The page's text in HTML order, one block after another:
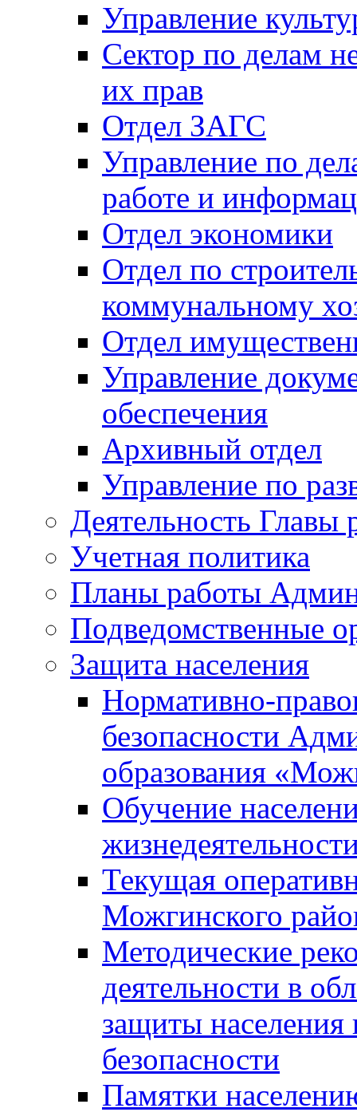
Управление
Сектор по делам
их прав
Отдел ЗАГС
Управление по
работе и
Отдел экономики
Отдел по
коммунальному
Отдел
Управление
обеспечения
Архивный отдел
Управление по
Деятельность Главы
Учетная политика
Планы работы
Подведомственные
Защита населения
Нормативно-
безопасности
образования
Обучение
Текущая
Можгинского
Методические
деятельности в
защиты
безопасности
Памятки